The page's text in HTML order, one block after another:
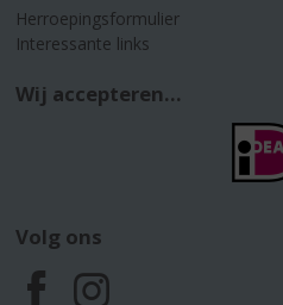
Herroepingsformulier
Interessante links
Wij accepteren...
Volg ons
F I